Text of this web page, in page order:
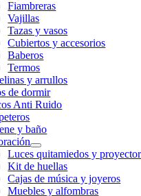
Fiambreras
Vajillas
Tazas y vasos
Cubiertos y accesorios
Baberos
Termos
y arrullos
de dormir
Anti Ruido
y baño
Luces quitamiedos y
Kit de huellas
Cajas de música y joyeros
Muebles y alfombras